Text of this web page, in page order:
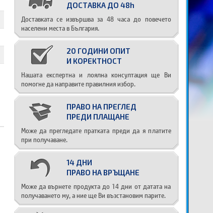
ДОСТАВКА ДО 48h
Доставката се извършва за 48 часа до повечето
населени места в България.
20 ГОДИНИ ОПИТ
И КОРЕКТНОСТ
Нашата експертна и лоялна консултация ще Ви
помогне да направите правилния избор.
ПРАВО НА ПРЕГЛЕД
ПРЕДИ ПЛАЩАНЕ
Може да прегледате пратката преди да я платите
при получаване.
14 ДНИ
ПРАВО НА ВРЪЩАНЕ
Може да върнете продукта до 14 дни от датата на
получаването му, а ние ще Ви възстановим парите.